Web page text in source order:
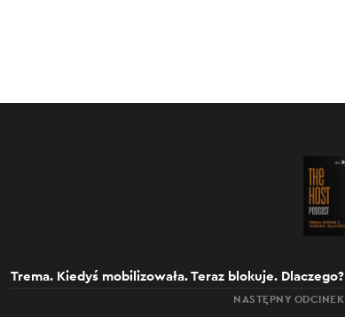
Trema. Kiedyś mobilizowała. Teraz blokuje. Dlaczego?
NASTĘPNY ODCINEK